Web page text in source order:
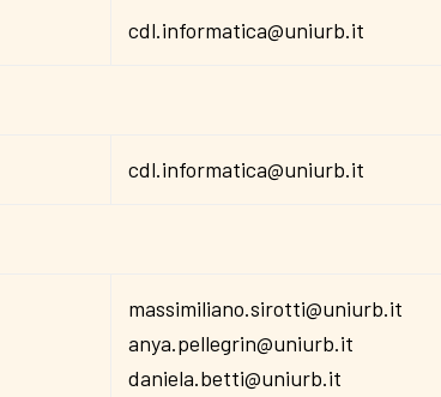
cdl.informatica@uniurb.it
cdl.informatica@uniurb.it
massimiliano.sirotti@uniurb.it
anya.pellegrin@uniurb.it
daniela.betti@uniurb.it